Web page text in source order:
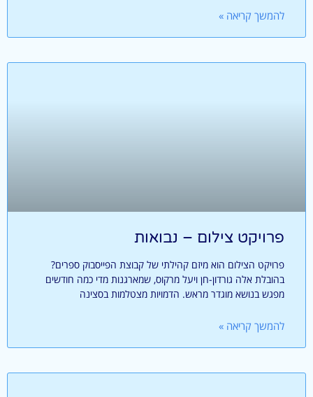
להמשך קריאה »
פרויקט צילום – נבואות
פרויקט הצילום הוא מיזם קהילתי של קבוצת הפייסבוק ספרים?
בהובלת אלה גורדון-חן ויעל מרקוס, שמארגנות מדי כמה חודשים
מפגש בנושא מוגדר מראש. הדמויות מצטלמות בסצינה
להמשך קריאה »